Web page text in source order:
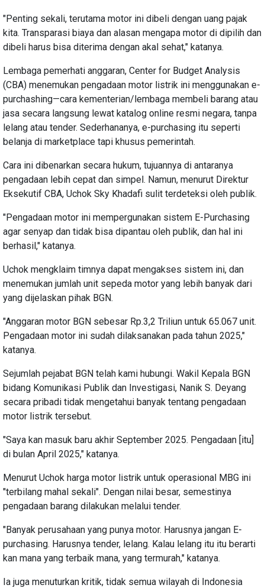
"Penting sekali, terutama motor ini dibeli dengan uang pajak
kita. Transparasi biaya dan alasan mengapa motor di dipilih dan
dibeli harus bisa diterima dengan akal sehat," katanya.
Lembaga pemerhati anggaran, Center for Budget Analysis
(CBA) menemukan pengadaan motor listrik ini menggunakan e-
purchashing—cara kementerian/lembaga membeli barang atau
jasa secara langsung lewat katalog online resmi negara, tanpa
lelang atau tender. Sederhananya, e-purchasing itu seperti
belanja di marketplace tapi khusus pemerintah.
Cara ini dibenarkan secara hukum, tujuannya di antaranya
pengadaan lebih cepat dan simpel. Namun, menurut Direktur
Eksekutif CBA, Uchok Sky Khadafi sulit terdeteksi oleh publik.
"Pengadaan motor ini mempergunakan sistem E-Purchasing
agar senyap dan tidak bisa dipantau oleh publik, dan hal ini
berhasil," katanya.
Uchok mengklaim timnya dapat mengakses sistem ini, dan
menemukan jumlah unit sepeda motor yang lebih banyak dari
yang dijelaskan pihak BGN.
"‎Anggaran motor BGN sebesar Rp.3,2 Triliun untuk 65.067 unit.
Pengadaan motor ini sudah dilaksanakan pada tahun 2025,"
katanya.
Sejumlah pejabat BGN telah kami hubungi. Wakil Kepala BGN
bidang Komunikasi Publik dan Investigasi, Nanik S. Deyang
secara pribadi tidak mengetahui banyak tentang pengadaan
motor listrik tersebut.
"Saya kan masuk baru akhir September 2025. Pengadaan [itu]
di bulan April 2025," katanya.
Menurut Uchok harga motor listrik untuk operasional MBG ini
"terbilang mahal sekali". Dengan nilai besar, semestinya
pengadaan barang dilakukan melalui tender.
"Banyak perusahaan yang punya motor. Harusnya jangan E-
purchasing. Harusnya tender, lelang. Kalau lelang itu itu berarti
kan mana yang terbaik mana, yang termurah," katanya.
Ia juga menuturkan kritik, tidak semua wilayah di Indonesia